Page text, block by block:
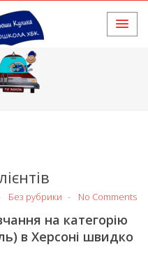
Без рубрики No Comments
на категорію
в Херсоні швидко